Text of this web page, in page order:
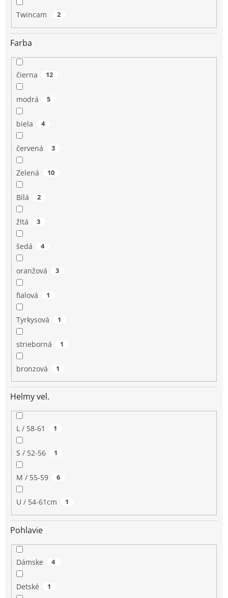
Twincam 2
Farba
čierna 12
modrá 5
biela 4
červená 3
Zelená 10
Bílá 2
žltá 3
šedá 4
oranžová 3
fialová 1
Tyrkysová 1
strieborná 1
bronzová 1
Helmy vel.
L / 58-61 1
S / 52-56 1
M / 55-59 6
U / 54-61cm 1
Pohlavie
Dámske 4
Detské 1